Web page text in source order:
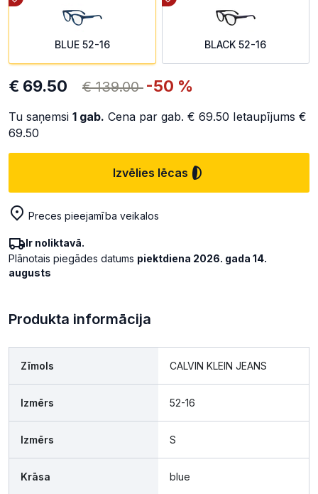
BLUE 52-16 BLACK 52-16
€ 69.50 € 139.00 -50 %
Tu saņemsi 1 gab. Cena par gab. € 69.50 Ietaupījums €
69.50
Izvēlies lēcas
Preces pieejamība veikalos
Ir noliktavā.
Plānotais piegādes datums piektdiena 2026. gada 14.
augusts
Produkta informācija
Zīmols CALVIN KLEIN JEANS
Izmērs 52-16
Izmērs S
Krāsa blue